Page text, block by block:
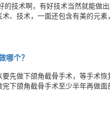
的技术啊，有好技术当然就能做
、技术，一面还包含有美的元
哪个？
先做下颌角截骨手术，等手术
下颌角截骨手术至少半年再做面